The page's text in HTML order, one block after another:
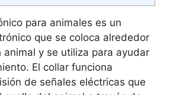
para animales es un
que se coloca alrededor
animal y se utiliza para ayudar
El collar funciona
de señales eléctricas que